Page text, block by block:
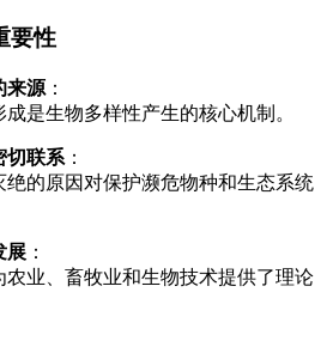
要性
来源 ：
是生物多样性产生的核心机制。
切联系 ：
绝的原因对保护濒危物种和生态系统
展 ：
农业、畜牧业和生物技术提供了理论